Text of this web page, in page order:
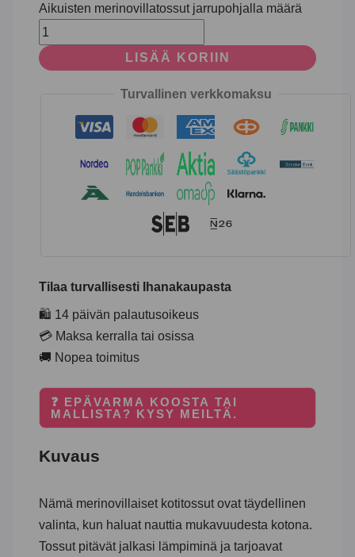
Aikuisten merinovillatossut jarrupohjalla määrä
LISÄÄ KORIIN
Turvallinen verkkomaksu
Tilaa turvallisesti Ihanakaupasta
🛍️ 14 päivän palautusoikeus
💳 Maksa kerralla tai osissa
🚚 Nopea toimitus
❓ EPÄVARMA KOOSTA TAI
MALLISTA? KYSY MEILTÄ.
Kuvaus
Nämä merinovillaiset kotitossut ovat täydellinen
valinta, kun haluat nauttia mukavuudesta kotona.
Tossut pitävät jalkasi lämpiminä ja tarjoavat